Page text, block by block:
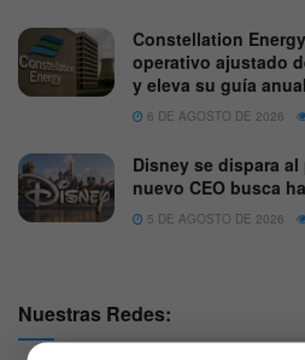
Constellation
operativo ajustado
y eleva su guía anual
6 DE AGOSTO DE 2026
Disney se dispara
nuevo CEO busca
5 DE AGOSTO DE 2026
Nuestras Redes: